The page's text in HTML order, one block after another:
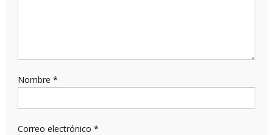
Nombre *
Correo electrónico *